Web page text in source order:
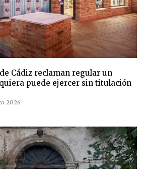
Cádiz reclaman regular un
puede ejercer sin titulación
2026